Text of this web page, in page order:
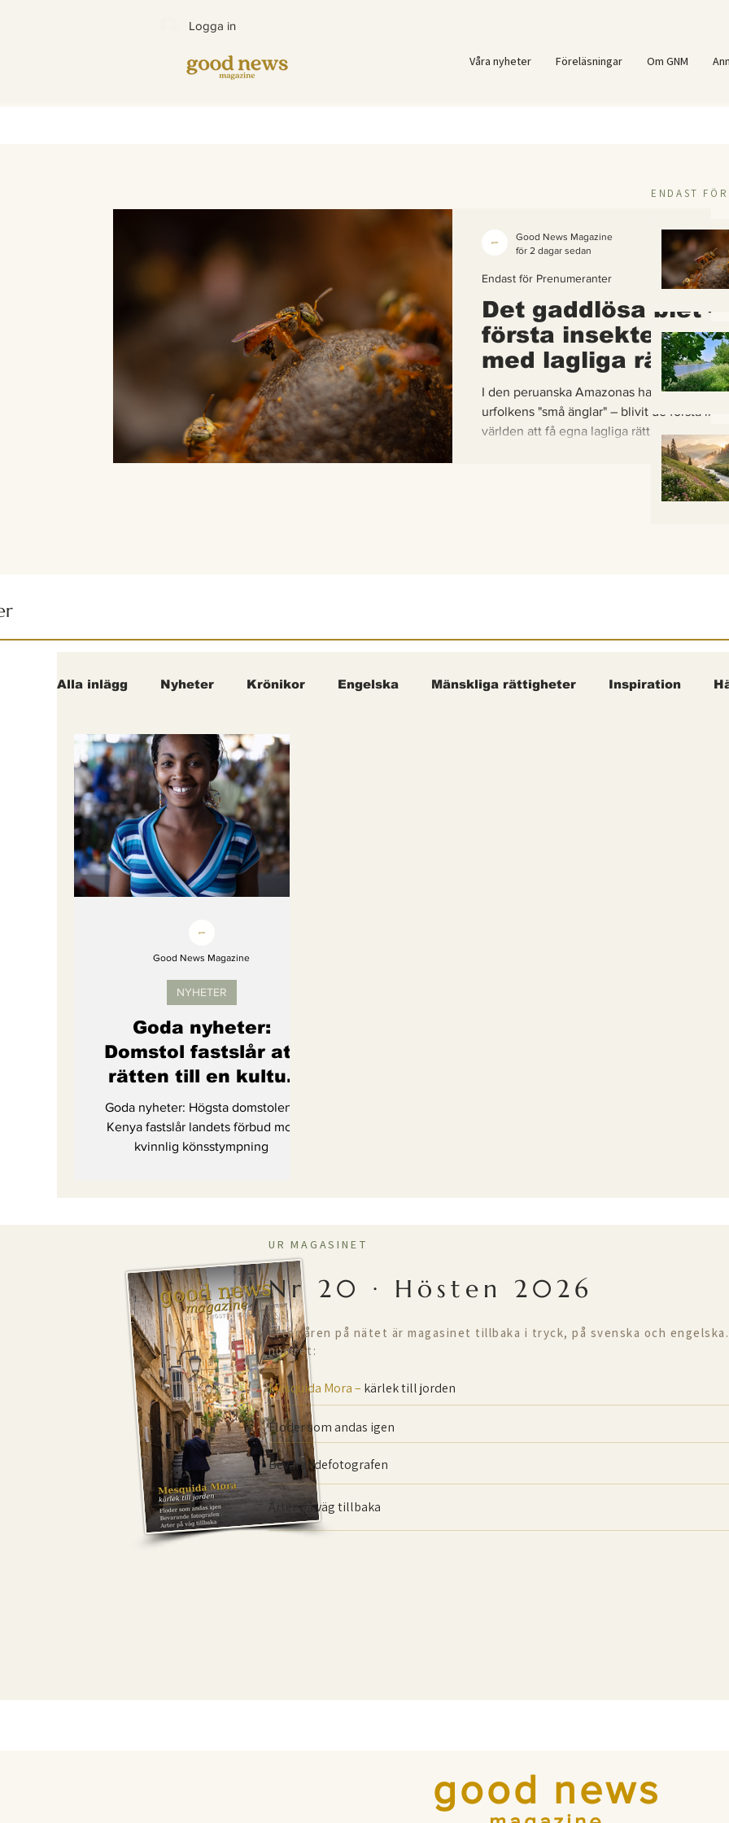
Logga in
Våra nyheter Föreläsningar Om GNM
Det gaddlösa biet –
första insekten i
med lagliga
I den peruanska Amazonas har de gaddlösa
urfolkens "små änglar" – blivit de första
världen att få egna lagliga rättigheter. En
om hur vetenskap, urfolkskunskap och
samman för att skydda regnskogens minsta
Endast för Prenumeranter
Good News Magazine
för 2 dagar sedan
ENDAST
Alla inlägg Nyheter Krönikor Engelska Mänskliga rättigheter Inspiration
Bättre värld Djurens rättigheter
fredligare värld Kände du till....
Endast för Prenumeranter
Goda nyheter:
Domstol fastslår att
rätten till en kultur
och kvinnlig
könsstympning inte
är förenat
Goda nyheter: Högsta domstolen i
Kenya fastslår landets förbud mot
kvinnlig könsstympning
NYHETER
Good News Magazine
UR MAGASINET
Nr 20 · Hösten 2026
Efter åren på nätet är magasinet tillbaka i tryck, på svenska och
numret:
Mesquida Mora – kärlek till jorden
Floder som andas igen
Bevarande­fotografen
Arter på väg tillbaka
good news